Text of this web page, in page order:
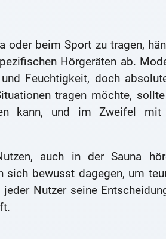
oder beim Sport zu tragen,
Hörgeräten ab.
Feuchtigkeit, doch
tragen möchte,
kann, und im Zweifel
auch in der Sauna
sich bewusst dagegen, um
Nutzer seine